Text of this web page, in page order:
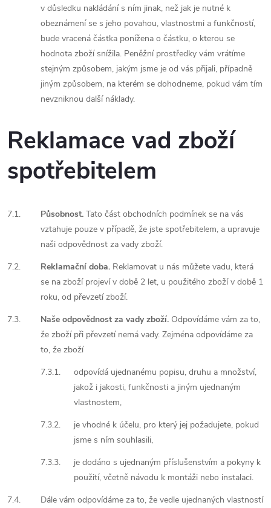
v důsledku nakládání s ním jinak, než jak je nutné k
obeznámení se s jeho povahou, vlastnostmi a funkčností,
bude vracená částka ponížena o částku, o kterou se
hodnota zboží snížila. Peněžní prostředky vám vrátíme
stejným způsobem, jakým jsme je od vás přijali, případně
jiným způsobem, na kterém se dohodneme, pokud vám tím
nevzniknou další náklady.
Reklamace vad zboží
spotřebitelem
7.1. Působnost. Tato část obchodních podmínek se na vás
vztahuje pouze v případě, že jste spotřebitelem, a upravuje
naši odpovědnost za vady zboží.
7.2.
Reklamační doba. Reklamovat u nás můžete vadu, která
se na zboží projeví v době 2 let, u použitého zboží v době 1
roku, od převzetí zboží.
7.3.
Naše odpovědnost za vady zboží. Odpovídáme vám za to,
že zboží při převzetí nemá vady. Zejména odpovídáme za
to, že zboží
7.3.1.
odpovídá ujednanému popisu, druhu a množství,
jakož i jakosti, funkčnosti a jiným ujednaným
vlastnostem,
7.3.2.
je vhodné k účelu, pro který jej požadujete, pokud
jsme s ním souhlasili,
7.3.3.
je dodáno s ujednaným příslušenstvím a pokyny k
použití, včetně návodu k montáži nebo instalaci.
7.4.
Dále vám odpovídáme za to, že vedle ujednaných vlastností